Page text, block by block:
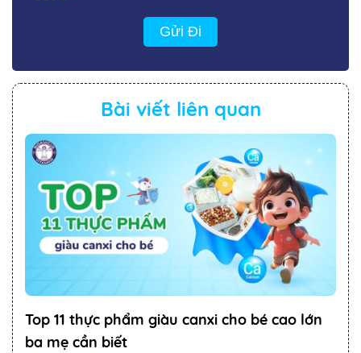
Gửi Đi
Bài viết liên quan
Top 11 thực phẩm giàu canxi cho bé cao lớn
ba mẹ cần biết